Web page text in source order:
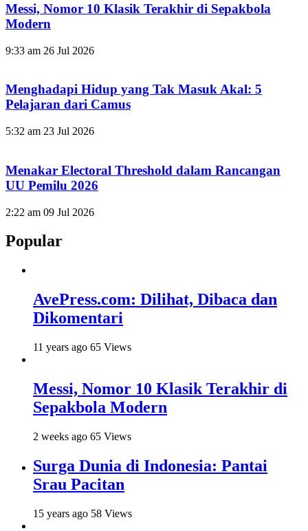
Messi, Nomor 10 Klasik Terakhir di Sepakbola
Modern
9:33 am 26 Jul 2026
Menghadapi Hidup yang Tak Masuk Akal: 5
Pelajaran dari Camus
5:32 am 23 Jul 2026
Menakar Electoral Threshold dalam Rancangan
UU Pemilu 2026
2:22 am 09 Jul 2026
Popular
AvePress.com: Dilihat, Dibaca dan
Dikomentari
11 years ago 65 Views
Messi, Nomor 10 Klasik Terakhir di
Sepakbola Modern
2 weeks ago 65 Views
Surga Dunia di Indonesia: Pantai
Srau Pacitan
15 years ago 58 Views